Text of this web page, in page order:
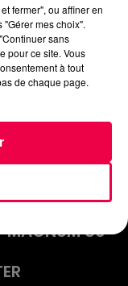
MAGNUM 80
fermer", ou affiner en
mes choix".
sans
pour ce site. Vous
à tout
de chaque page.